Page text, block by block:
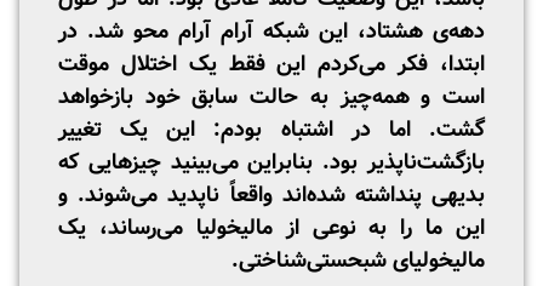
دهه‌ی هشتاد، این شبکه آرام آرام محو شد. در
ابتدا، فکر می‌کردم این فقط یک اختلال موقت
است و همه‌چیز به حالت سابق خود بازخواهد
گشت. اما در اشتباه بودم: این یک تغییر
بازگشت‌ناپذیر بود. بنابراین می‌بینید چیزهایی که
بدیهی پنداشته شده‌اند واقعاً ناپدید می‌شوند. و
این ما را به نوعی از مالیخولیا می‌رساند، یک
مالیخولیای شبحستی‌شناختی.